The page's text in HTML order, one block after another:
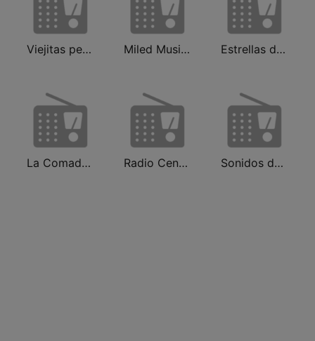
Viejitas pero Sabrosas Radio Miled Music José José Estrellas de los 80s
La Comadre 1260 AM Radio Centro y El Fonógrafo Sonidos del Ayer